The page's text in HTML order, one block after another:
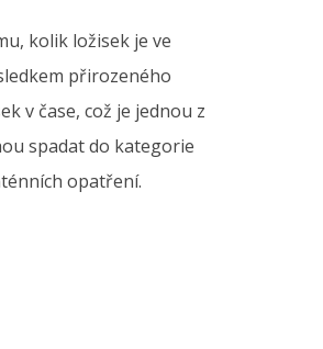
kolik ložisek je ve
přirozeného
v čase, což je jednou z
spadat do kategorie
opatření.